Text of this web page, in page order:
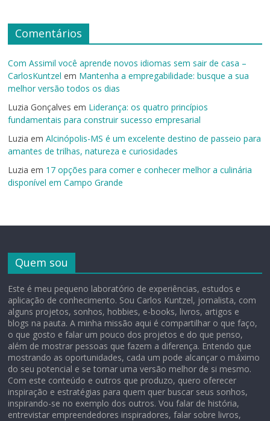
Comentários
Com Assimil você aprende novos idiomas sem sair de casa –
CarlosKuntzel em Mantenha a empregabilidade: busque a sua
melhor versão todos os dias
Luzia Gonçalves em Liderança: os quatro princípios
fundamentais para construir sucesso empresarial
Luzia emAlcinópolis-MS é um excelente destino de passeio para
amantes de trilhas, natureza e curiosidades
Luzia em 17 opções para comer e conhecer melhor a culinária
disponível em Campo Grande
Quem sou
Este é meu pequeno laboratório de experiências, estudos e
aplicação de conhecimento. Sou Carlos Kuntzel, jornalista, com
alguns projetos, sonhos, hobbies, e-books, livros, artigos e
blogs na pauta. A minha missão aqui é compartilhar o que faço,
o que gosto e falar um pouco dos projetos e do que penso,
além de mostrar pessoas que fazem a diferença. Entendo que
mostrando as oportunidades, cada um pode alcançar o máximo
do seu potencial e se tornar uma versão melhor de si mesmo.
Com este conteúdo e outros que produzo, quero oferecer
inspiração e estratégias para quem quer buscar seus sonhos,
inspirando-se no exemplo dos outros. Vou falar de história,
entrevistar empreendedores inspiradores, falar sobre livros,